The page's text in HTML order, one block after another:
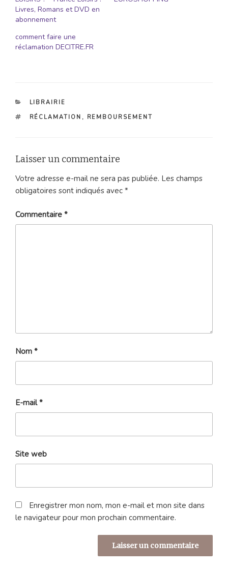
Livres, Romans et DVD en
abonnement
comment faire une
réclamation DECITRE.FR
CATÉGORIES
LIBRAIRIE
ÉTIQUETTES
RÉCLAMATION , REMBOURSEMENT
Laisser un commentaire
Votre adresse e-mail ne sera pas publiée. Les champs
obligatoires sont indiqués avec *
Commentaire *
Nom *
E-mail*
Site web
Enregistrer mon nom, mon e-mail et mon site dans
le navigateur pour mon prochain commentaire.